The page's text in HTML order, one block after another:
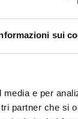
sui
e per
partner che si